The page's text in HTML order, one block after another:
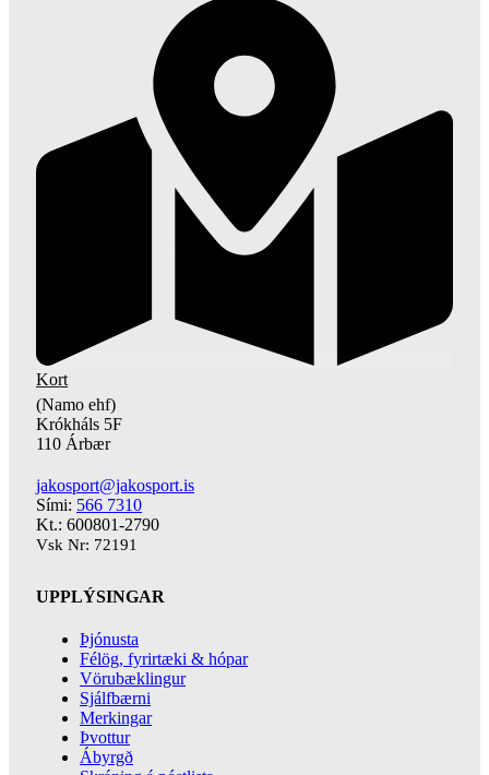
Kort
(Namo ehf)
Krókháls 5F
110 Árbær
jakosport@jakosport.is
Sími: 566 7310
Kt.: 600801-2790
Vsk Nr: 72191
UPPLÝSINGAR
Þjónusta
Félög, fyrirtæki & hópar
Vörubæklingur
Sjálfbærni
Merkingar
Þvottur
Ábyrgð